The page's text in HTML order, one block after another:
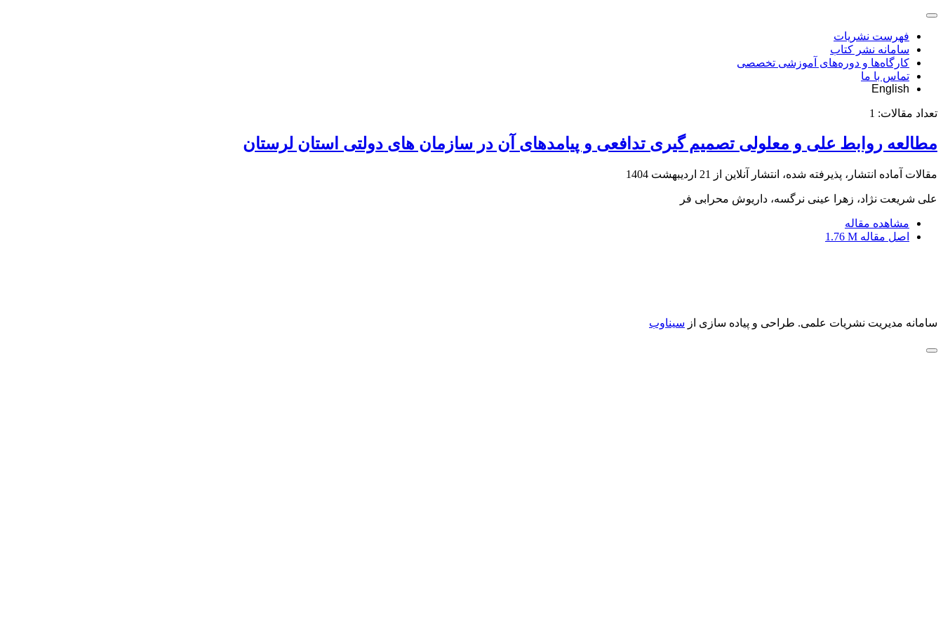
فهرست نشریات
سامانه نشر کتاب
کارگاه‌ها و دوره‌های آموزشی تخصصی
تماس با ما
English
تعداد مقالات: 1
مطالعه روابط علی و معلولی تصمیم گیری تدافعی و پیامدهای آن در سازمان های دولتی استان لرستان
مقالات آماده انتشار، پذیرفته شده، انتشار آنلاین از 21 اردیبهشت 1404
علی شریعت نژاد، زهرا عینی نرگسه، داریوش محرابی فر
مشاهده مقاله
اصل مقاله 1.76 M
سامانه مدیریت نشریات علمی. طراحی و پیاده سازی از سیناوب